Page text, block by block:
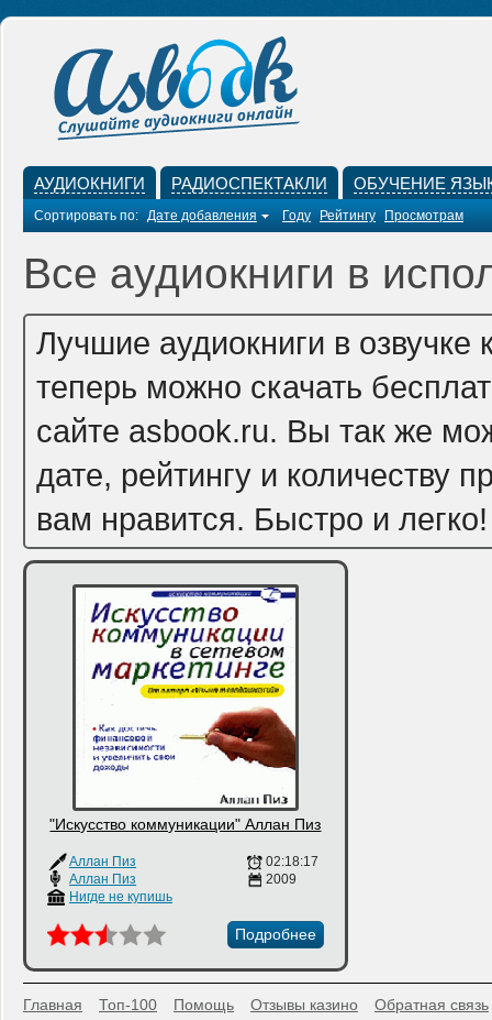
АУДИОКНИГИ РАДИОСПЕКТАКЛИ ОБУЧЕНИЕ
Сортировать по: Дате добавления Году Рейтингу Просмотрам
Все аудиокниги в
Лучшие аудиокниги в
теперь можно скачать
сайте asbook.ru. Вы так же
дате, рейтингу и количеству
вам нравится. Быстро и легко!
"Искусство коммуникации" Аллан Пиз
Аллан Пиз
Аллан Пиз
Нигде не купишь
02:18:17
2009
Подробнее
Главная Топ-100 Помощь Отзывы казино Обратная связь